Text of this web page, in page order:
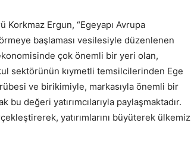
Ergun, “Egeyapı Avrupa
başlaması vesilesiyle düzenlenen
çok önemli bir yeri olan,
sektörünün kıymetli temsilcilerinden Ege
ve birikimiyle, markasıyla önemli bir
değeri yatırımcılarıyla paylaşmaktadır.
yatırımlarını büyüterek ülkemiz